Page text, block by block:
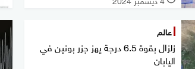
عالم
زلزال بقوة 6.5 درجة يهز جزر بونين في
اليابان